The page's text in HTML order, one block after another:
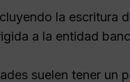
la escritura
a la entidad
suelen tener un